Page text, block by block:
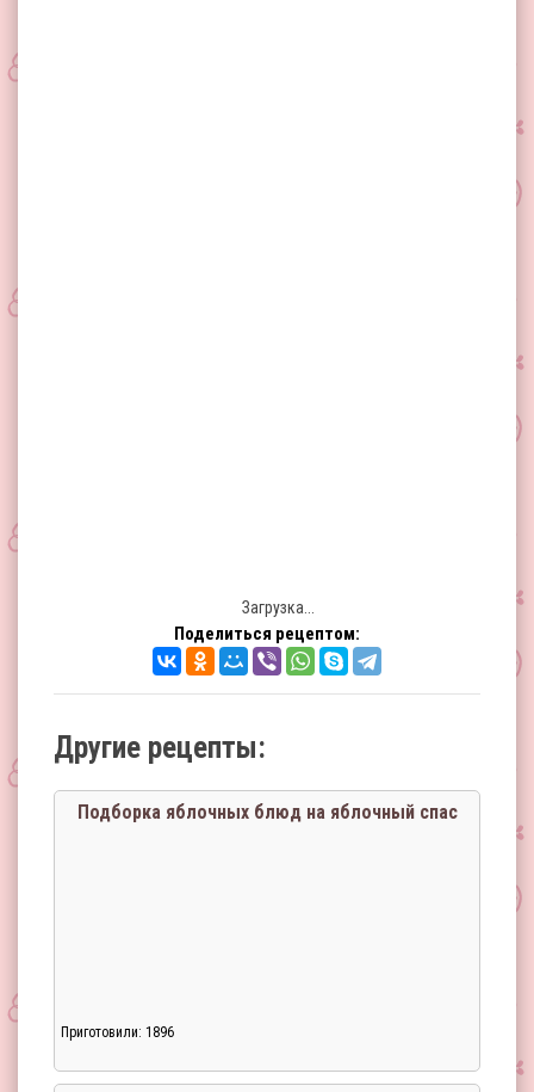
Загрузка...
Поделиться рецептом:
Другие рецепты:
Подборка яблочных блюд на яблочный спас
Приготовили: 1896